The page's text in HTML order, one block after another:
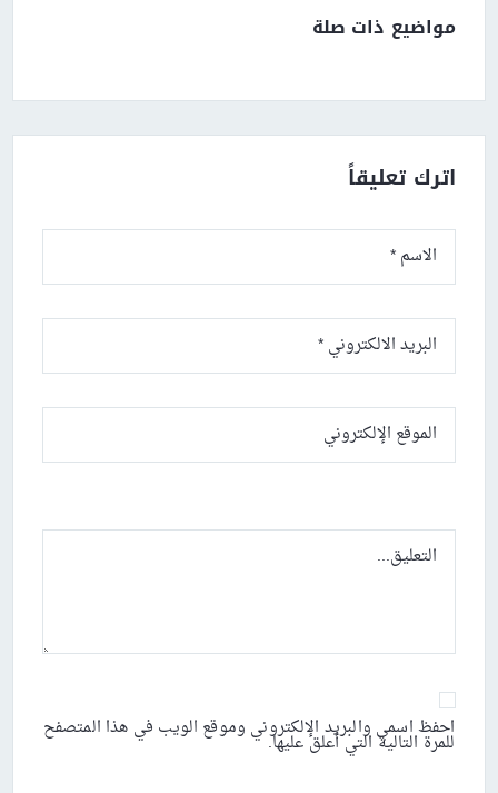
مواضيع ذات صلة
اترك تعليقاً
احفظ اسمي والبريد الإلكتروني وموقع الويب في هذا المتصفح
للمرة التالية التي أعلق عليها.